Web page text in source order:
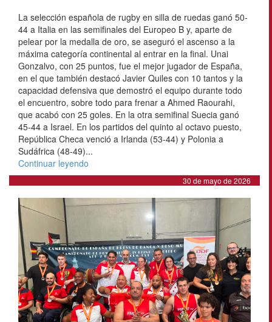
La selección española de rugby en silla de ruedas ganó 50-
44 a Italia en las semifinales del Europeo B y, aparte de
pelear por la medalla de oro, se aseguró el ascenso a la
máxima categoría continental al entrar en la final. Unai
Gonzalvo, con 25 puntos, fue el mejor jugador de España,
en el que también destacó Javier Quiles con 10 tantos y la
capacidad defensiva que demostró el equipo durante todo
el encuentro, sobre todo para frenar a Ahmed Raourahi,
que acabó con 25 goles. En la otra semifinal Suecia ganó
45-44 a Israel. En los partidos del quinto al octavo puesto,
República Checa venció a Irlanda (53-44) y Polonia a
Sudáfrica (48-49)...
Continuar leyendo
30 de mayo de 2026